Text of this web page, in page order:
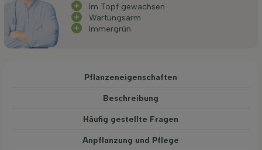
Im Topf gewachsen
Wartungsarm
Immergrün
Pflanzeneigenschaften
Beschreibung
Häufig gestellte Fragen
Anpflanzung und Pflege